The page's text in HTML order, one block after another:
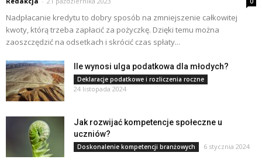
Nadpłacanie kredytu to dobry sposób na zmniejszenie całkowitej
kwoty, którą trzeba zapłacić za pożyczkę. Dzięki temu można
zaoszczędzić na odsetkach i skrócić czas spłaty...
Ile wynosi ulga podatkowa dla młodych?
Deklaracje podatkowe i rozliczenia roczne
24 listopada 2024
Jak rozwijać kompetencje społeczne u
uczniów?
Doskonalenie kompetencji branżowych 6 stycznia 2024